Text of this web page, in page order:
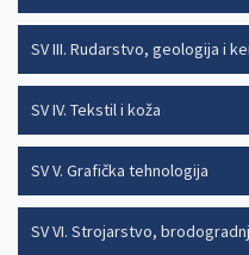
SV III. Rudarstvo, geologija i
SV IV. Tekstil i koža
SV V. Grafička tehnologija
SV VI. Strojarstvo,